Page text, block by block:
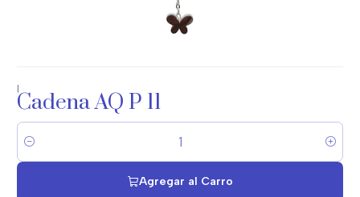
|
Cadena AQ P 11
Cantidad
Agregar al Carro